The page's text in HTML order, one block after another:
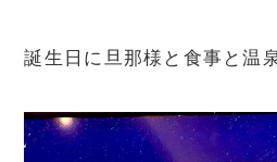
誕生日に旦那様と食事と温